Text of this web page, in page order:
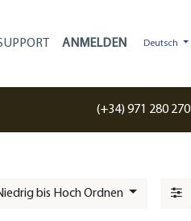
Deutsch
(+34) 971 280 270
bis Hoch Ordnen